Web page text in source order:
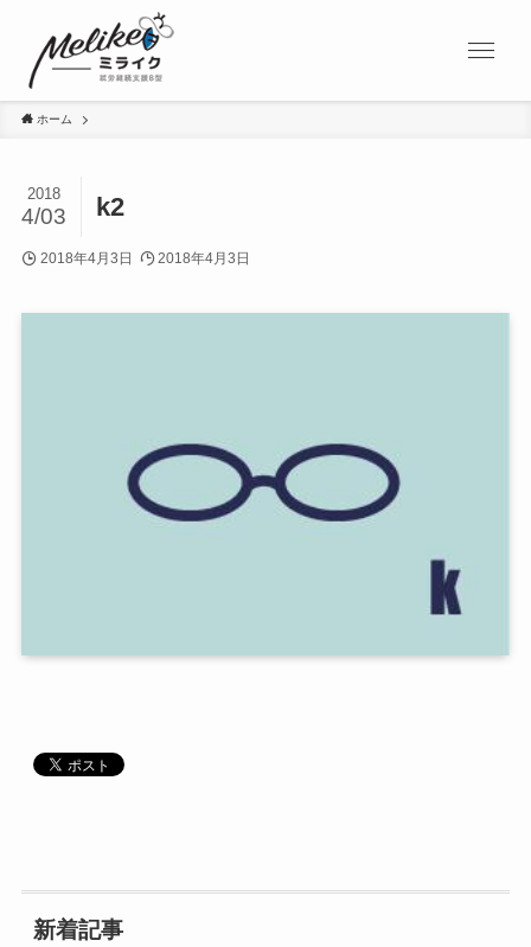
ホーム
k2
2018
4/03
2018年4月3日 2018年4月3日
新着記事